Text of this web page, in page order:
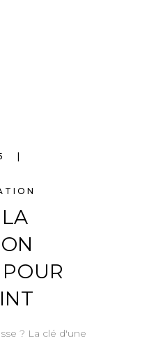
? La clé d'une